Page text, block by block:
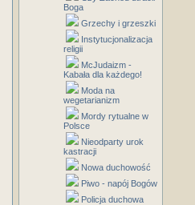
Boga
Grzechy i grzeszki
Instytucjonalizacja
religii
McJudaizm -
Kabała dla każdego!
Moda na
wegetarianizm
Mordy rytualne w
Polsce
Nieodparty urok
kastracji
Nowa duchowość
Piwo - napój Bogów
Policja duchowa